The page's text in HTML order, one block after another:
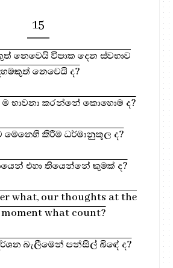
15
නෙවෙයි විපාක දෙන ස්වභාව
නෙවෙයි ද?
ම භාවනා කරන්නේ කොහොම ද?
මෙනෙහි කිරීම ධර්මානුකූල ද?
එහා තියෙන්නේ කුමක් ද?
what, our thoughts at the
what count?
බැලීමෙන් පන්සිල් බිඳේ ද?